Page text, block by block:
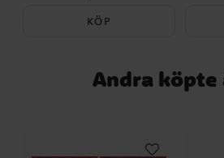
KÖP
Andra köpte